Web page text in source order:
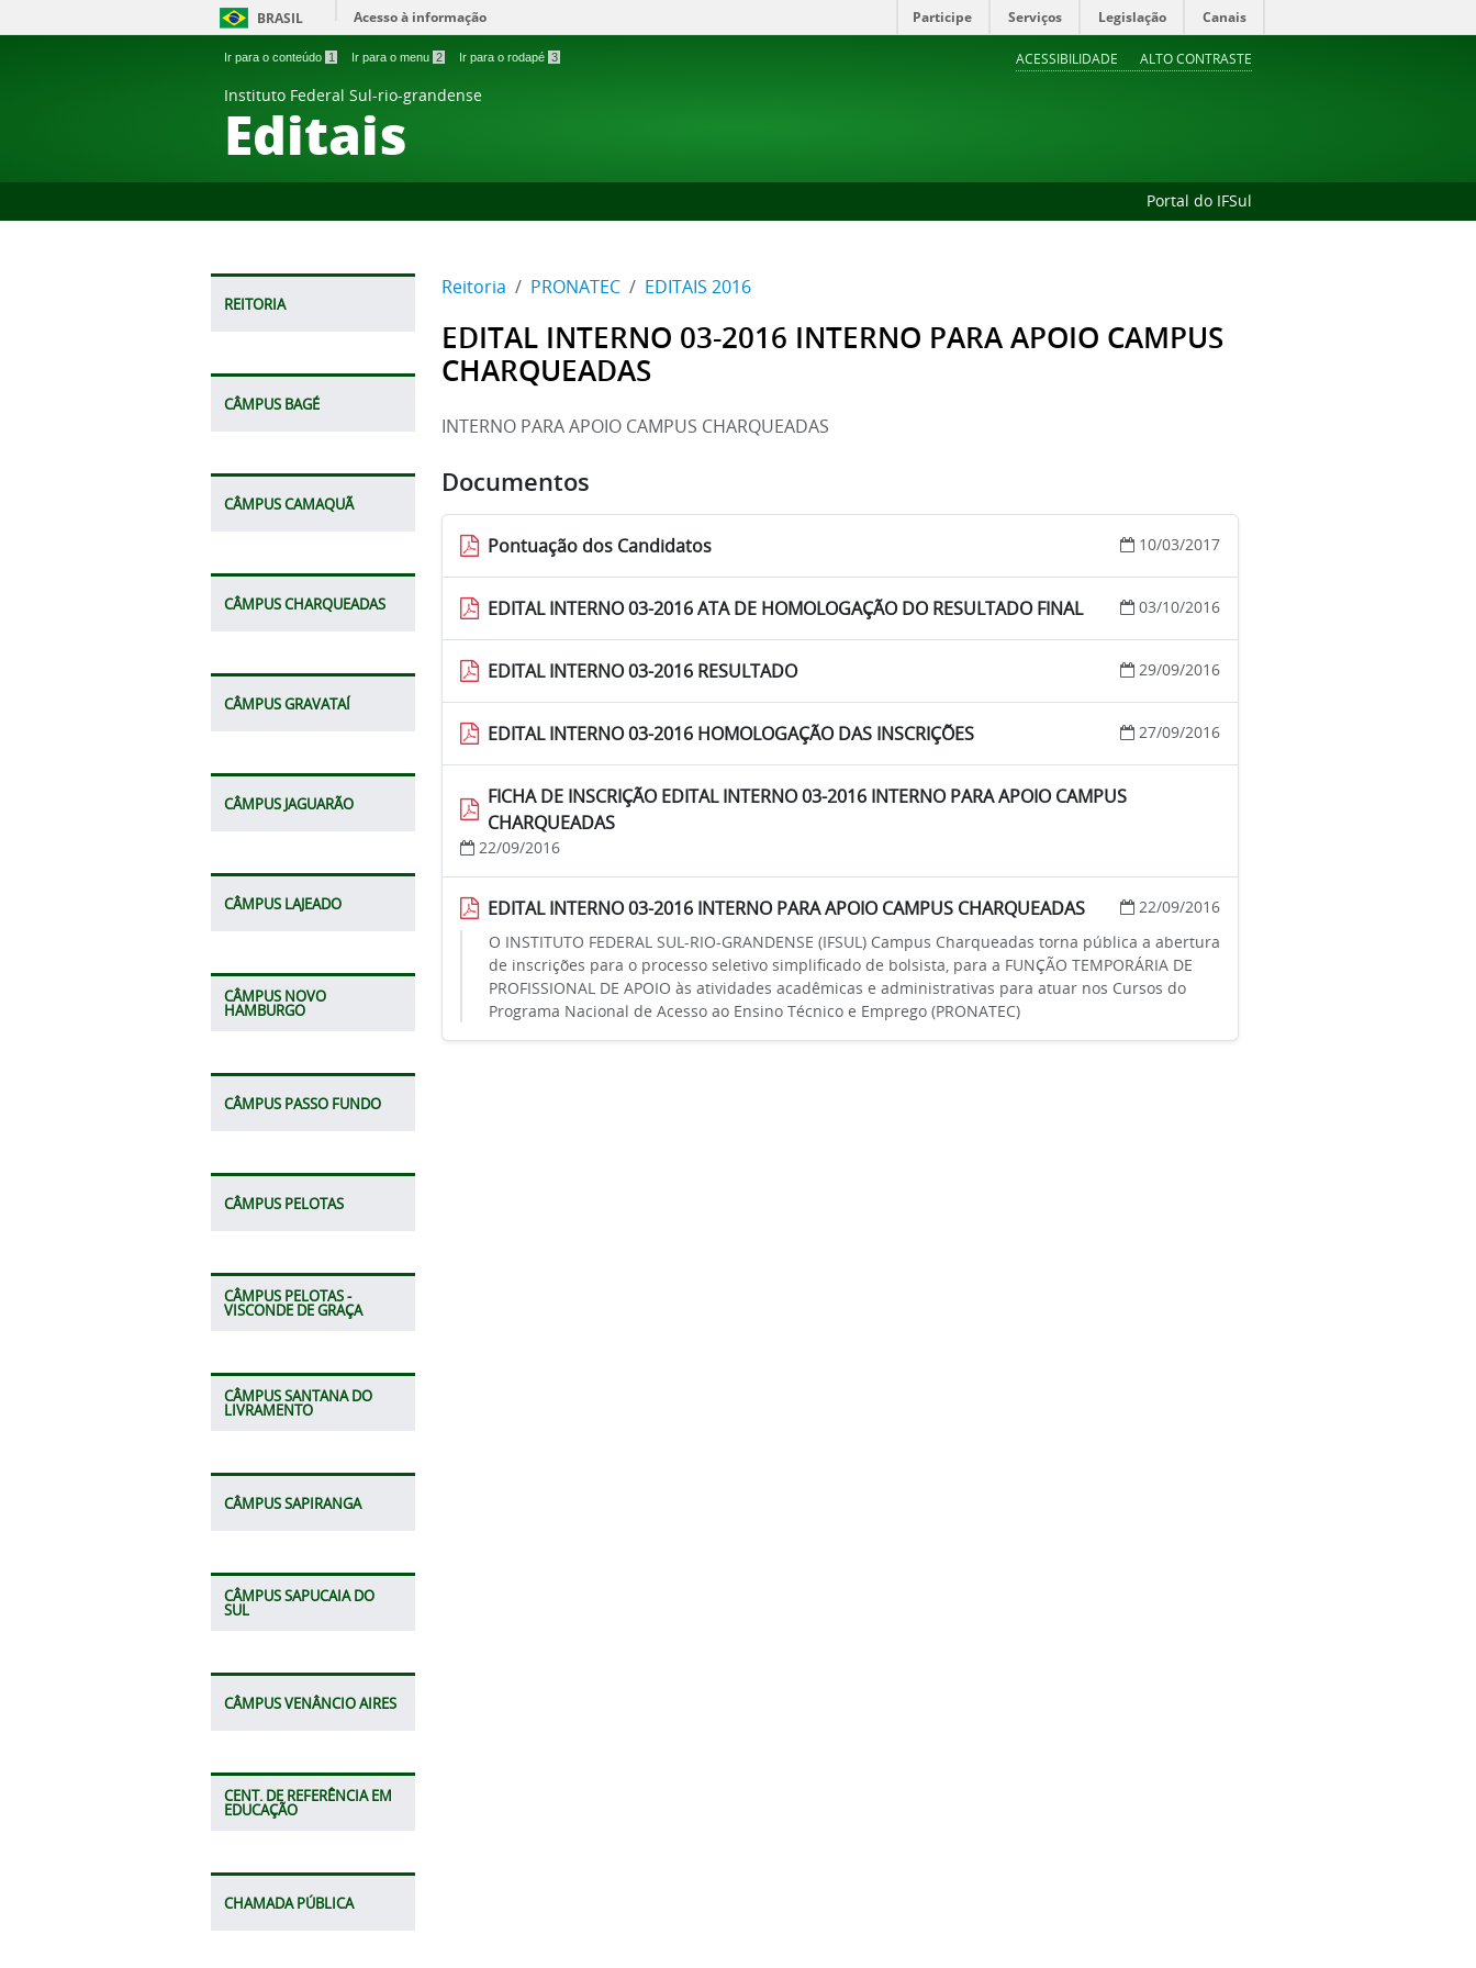
BRASIL Acesso à informação Participe Serviços Legislação Canais
Ir para o conteúdo 1 Ir para o menu 2 Ir para o rodapé 3 ACESSIBILIDADE ALTO CONTRASTE
Instituto Federal Sul-rio-grandense
Editais
Portal do IFSul
REITORIA
CÂMPUS BAGÉ
CÂMPUS CAMAQUÃ
CÂMPUS CHARQUEADAS
CÂMPUS GRAVATAÍ
CÂMPUS JAGUARÃO
CÂMPUS LAJEADO
CÂMPUS NOVO
HAMBURGO
CÂMPUS PASSO FUNDO
CÂMPUS PELOTAS
CÂMPUS PELOTAS -
VISCONDE DE GRAÇA
CÂMPUS SANTANA DO
LIVRAMENTO
CÂMPUS SAPIRANGA
CÂMPUS SAPUCAIA DO
SUL
CÂMPUS VENÂNCIO AIRES
CENT. DE REFERÊNCIA EM
EDUCAÇÃO
CHAMADA PÚBLICA
Reitoria PRONATEC EDITAIS 2016
EDITAL INTERNO 03-2016 INTERNO PARA APOIO CAMPUS
CHARQUEADAS
INTERNO PARA APOIO CAMPUS CHARQUEADAS
Documentos
Pontuação dos Candidatos 10/03/2017
EDITAL INTERNO 03-2016 ATA DE HOMOLOGAÇÃO DO RESULTADO FINAL 03/10/2016
EDITAL INTERNO 03-2016 RESULTADO 29/09/2016
EDITAL INTERNO 03-2016 HOMOLOGAÇÃO DAS INSCRIÇÕES 27/09/2016
FICHA DE INSCRIÇÃO EDITAL INTERNO 03-2016 INTERNO PARA APOIO CAMPUS
CHARQUEADAS
22/09/2016
EDITAL INTERNO 03-2016 INTERNO PARA APOIO CAMPUS CHARQUEADAS
22/09/2016
O INSTITUTO FEDERAL SUL-RIO-GRANDENSE (IFSUL) Campus Charqueadas torna pública a abertura
de inscrições para o processo seletivo simplificado de bolsista, para a FUNÇÃO TEMPORÁRIA DE
PROFISSIONAL DE APOIO às atividades acadêmicas e administrativas para atuar nos Cursos do
Programa Nacional de Acesso ao Ensino Técnico e Emprego (PRONATEC)